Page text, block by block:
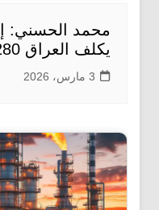
محمد الحسني:
يكلف العراق 280 مليون دولار يومياً.
3 مارس، 2026